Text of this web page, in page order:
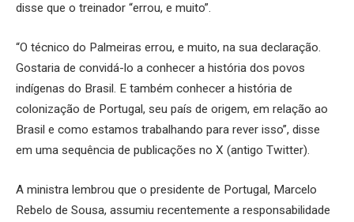
disse que o treinador “errou, e muito”.
“O técnico do Palmeiras errou, e muito, na sua declaração.
Gostaria de convidá-lo a conhecer a história dos povos
indígenas do Brasil. E também conhecer a história de
colonização de Portugal, seu país de origem, em relação ao
Brasil e como estamos trabalhando para rever isso”, disse
em uma sequência de publicações no X (antigo Twitter).
A ministra lembrou que o presidente de Portugal, Marcelo
Rebelo de Sousa, assumiu recentemente a responsabilidade